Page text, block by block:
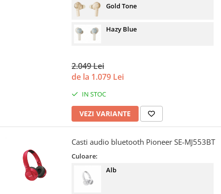
Gold Tone
Hazy Blue
2.049 Lei
de la 1.079 Lei
IN STOC
VEZI VARIANTE
Casti audio bluetooth Pioneer SE-MJ553BT
Culoare:
Alb